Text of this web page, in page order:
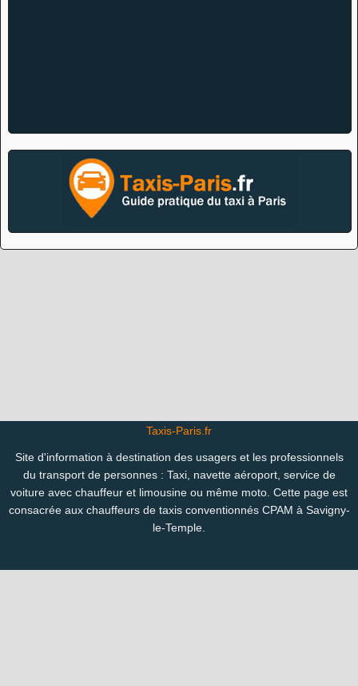
Taxis-Paris.fr
Site d'information à destination des usagers et les professionnels
du transport de personnes : Taxi, navette aéroport, service de
voiture avec chauffeur et limousine ou même moto. Cette page est
consacrée aux chauffeurs de taxis conventionnés CPAM à Savigny-
le-Temple.